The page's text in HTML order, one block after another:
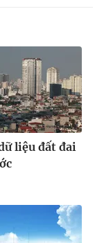
có sự chấp
phát hành lại
liệu đất đai